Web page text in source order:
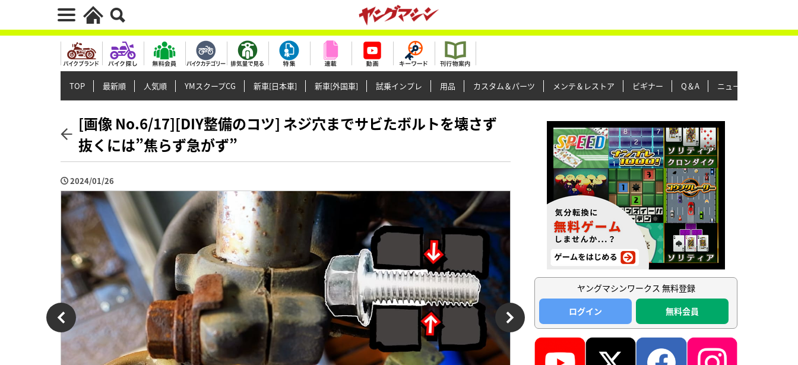
TOP 最新順 人気順 YMスクープCG 新車[日本車] 新車[外国車] 試乗インプレ 用品 カスタム＆パーツ メンテ＆レストア ビギナー Q＆A ニュース＆トピックス
[画像 No.6/17][DIY整備のコツ] ネジ穴までサビたボルトを壊さず
抜くには”焦らず急がず”
2024/01/26
ヤングマシンワークス 無料登録
ログイン
無料会員